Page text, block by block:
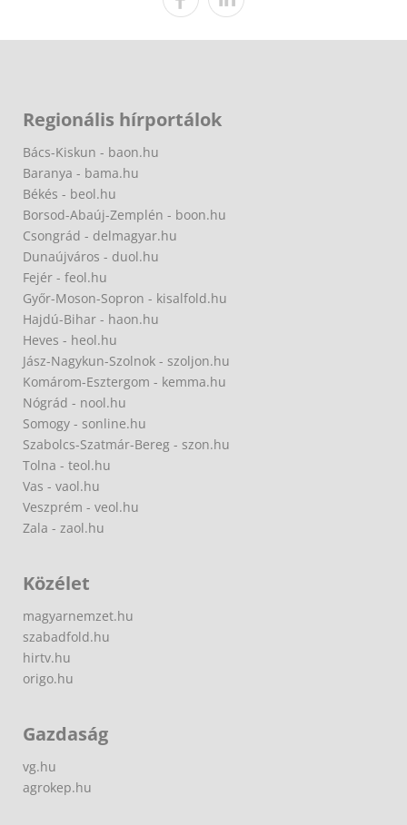
Regionális hírportálok
Bács-Kiskun - baon.hu
Baranya - bama.hu
Békés - beol.hu
Borsod-Abaúj-Zemplén - boon.hu
Csongrád - delmagyar.hu
Dunaújváros - duol.hu
Fejér - feol.hu
Győr-Moson-Sopron - kisalfold.hu
Hajdú-Bihar - haon.hu
Heves - heol.hu
Jász-Nagykun-Szolnok - szoljon.hu
Komárom-Esztergom - kemma.hu
Nógrád - nool.hu
Somogy - sonline.hu
Szabolcs-Szatmár-Bereg - szon.hu
Tolna - teol.hu
Vas - vaol.hu
Veszprém - veol.hu
Zala - zaol.hu
Közélet
magyarnemzet.hu
szabadfold.hu
hirtv.hu
origo.hu
Gazdaság
vg.hu
agrokep.hu